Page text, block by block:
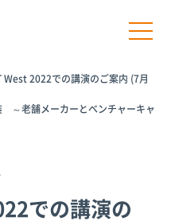
West 2022での講演のご案内 (7月
～老舗メーカーとベンチャーキャ
での講演の